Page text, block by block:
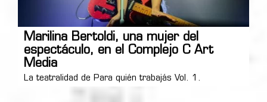
Marilina Bertoldi, una mujer del
espectáculo, en el Complejo C Art
Media
La teatralidad de Para quién trabajás Vol. 1.